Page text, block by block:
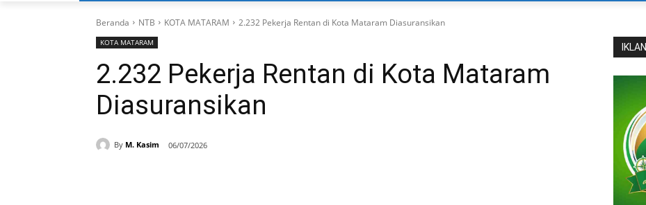
Beranda NTB KOTA MATARAM 2.232 Pekerja Rentan di Kota Mataram Diasuransikan
KOTA MATARAM
2.232 Pekerja Rentan di Kota Mataram
Diasuransikan
By M. Kasim 06/07/2026
IKLAN